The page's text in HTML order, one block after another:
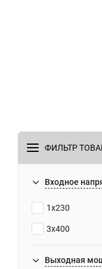
ФИЛЬТР
Входное
1х230
3х400
Выходная